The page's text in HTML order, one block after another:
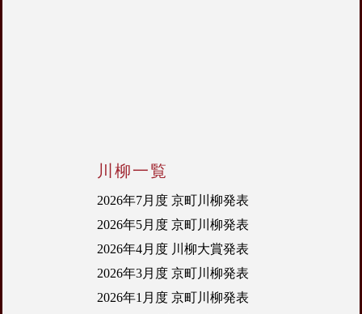
川柳一覧
2026年7月度 京町川柳発表
2026年5月度 京町川柳発表
2026年4月度 川柳大賞発表
2026年3月度 京町川柳発表
2026年1月度 京町川柳発表